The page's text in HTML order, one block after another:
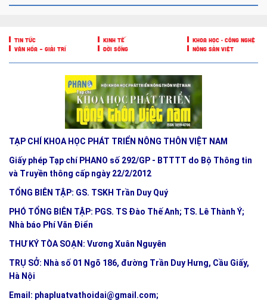
TIN TỨC KINH TẾ
KHOA HỌC - CÔNG NGHỆ
VĂN HÓA – GIẢI TRÍ
ĐỜI SỐNG NÔNG SẢN VIỆT
TẠP CHÍ KHOA HỌC PHÁT TRIỂN NÔNG THÔN VIỆT NAM
Giấy phép Tạp chí PHANO số 292/GP - BTTTT do Bộ Thông tin
và Truyền thông cấp ngày 22/2/2012
TỔNG BIÊN TẬP: GS. TSKH Trần Duy Quý
PHÓ TỔNG BIÊN TẬP: PGS. TS Đào Thế Anh; TS. Lê Thành Ý;
Nhà báo Phí Văn Điển
THƯ KÝ TÒA SOẠN: Vương Xuân Nguyên
TRỤ SỞ: Nhà số 01 Ngõ 186, đường Trần Duy Hưng, Cầu Giấy,
Hà Nội
Email: phapluatvathoidai@gmail.com;